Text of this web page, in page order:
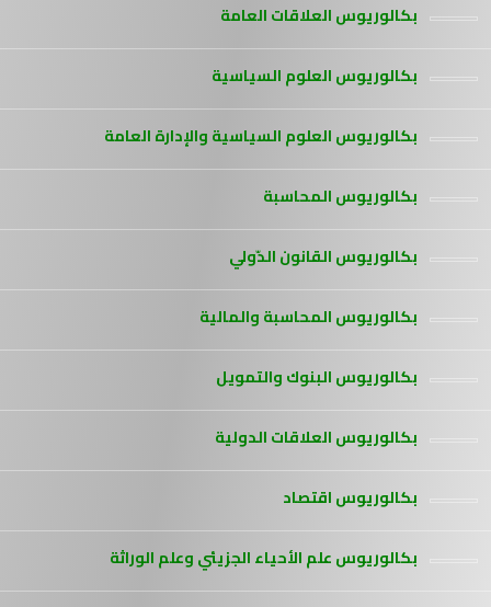
بكالوريوس العلاقات العامة
بكالوريوس العلوم السياسية
بكالوريوس العلوم السياسية والإدارة العامة
بكالوريوس المحاسبة
بكالوريوس القانون الدّولي
بكالوريوس المحاسبة والمالية
بكالوريوس البنوك والتمويل
بكالوريوس العلاقات الدولية
بكالوريوس اقتصاد
بكالوريوس علم الأحياء الجزيئي وعلم الوراثة